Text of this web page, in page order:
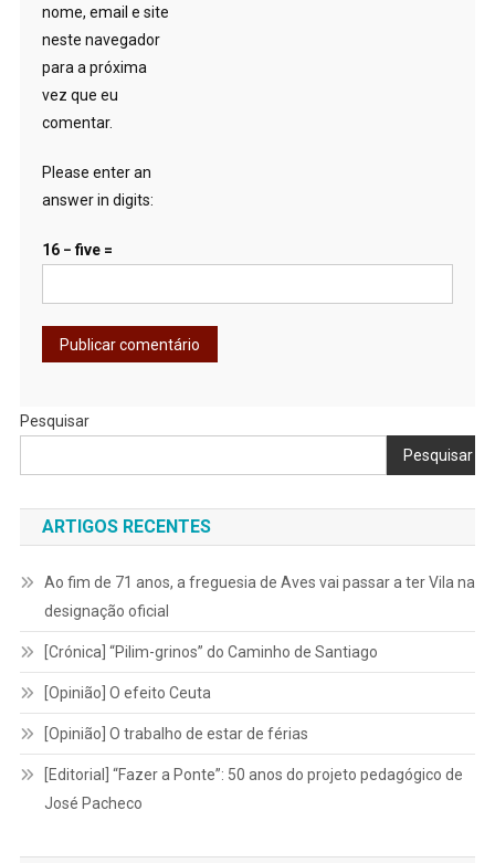
nome, email e site
neste navegador
para a próxima
vez que eu
comentar.
Please enter an
answer in digits:
16 − five =
Pesquisar
Pesquisar
ARTIGOS RECENTES
Ao fim de 71 anos, a freguesia de Aves vai passar a ter Vila na
designação oficial
[Crónica] “Pilim-grinos” do Caminho de Santiago
[Opinião] O efeito Ceuta
[Opinião] O trabalho de estar de férias
[Editorial] “Fazer a Ponte”: 50 anos do projeto pedagógico de
José Pacheco